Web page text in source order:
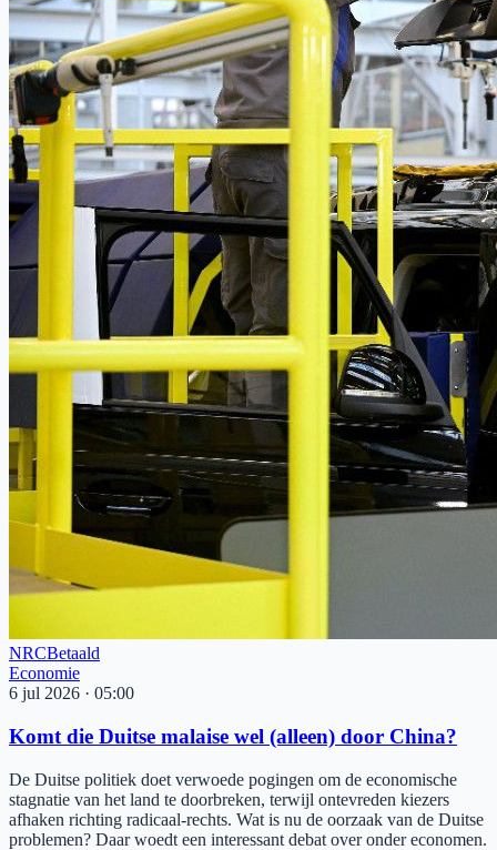
NRCBetaald
Economie
6 jul 2026 · 05:00
Komt die Duitse malaise wel (alleen) door China?
De Duitse politiek doet verwoede pogingen om de economische
stagnatie van het land te doorbreken, terwijl ontevreden kiezers
afhaken richting radicaal-rechts. Wat is nu de oorzaak van de Duitse
problemen? Daar woedt een interessant debat over onder economen.